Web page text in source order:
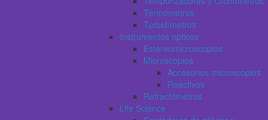
Termómetros
Turbidímetros
Instrumentos opticos
Estereomicroscopios
Microscopios
Accesorios microscopios
Reactivos
Refractómetros
Life Science